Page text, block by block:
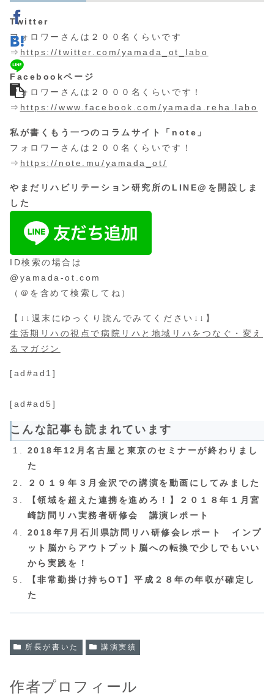
Twitter
フォロワーさんは２００名くらいです
⇒ https://twitter.com/yamada_ot_labo
Facebookページ
フォロワーさんは２０００名くらいです！
⇒ https://www.facebook.com/yamada.reha.labo
私が書くもう一つのコラムサイト「note」
フォロワーさんは２００名くらいです！
⇒ https://note.mu/yamada_ot/
やまだリハビリテーション研究所のLINE@を開設しま
した
ID検索の場合は
@yamada-ot.com
（＠を含めて検索してね）
【↓↓週末にゆっくり読んでみてください↓↓】
生活期リハの視点で病院リハと地域リハをつなぐ・変え
るマガジン
[ad#ad1]
[ad#ad5]
こんな記事も読まれています
2018年12月名古屋と東京のセミナーが終わりまし
た
２０１９年３月金沢での講演を動画にしてみました
【領域を超えた連携を進めろ！】２０１８年１月宮
崎訪問リハ実務者研修会 講演レポート
2018年7月石川県訪問リハ研修会レポート インプ
ット脳からアウトプット脳への転換で少しでもいい
から実践を！
【非常勤掛け持ちOT】平成２８年の年収が確定し
た
所長が書いた 講演実績
作者プロフィール